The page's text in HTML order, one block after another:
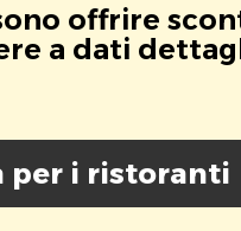
offrire
a dati
per i ristoranti